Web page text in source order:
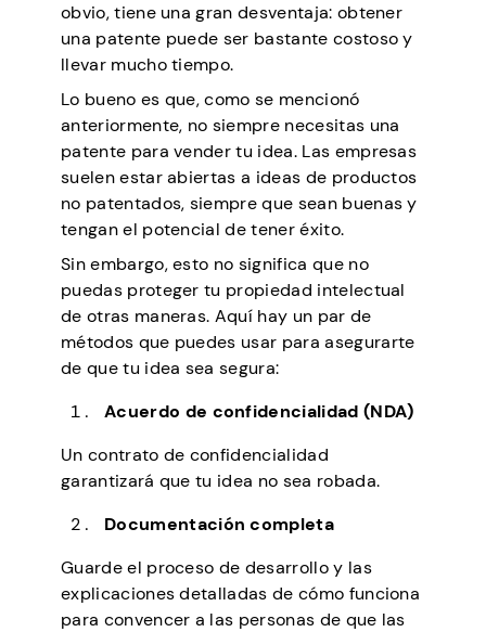
obvio, tiene una gran desventaja: obtener
una patente puede ser bastante costoso y
llevar mucho tiempo.
Lo bueno es que, como se mencionó
anteriormente, no siempre necesitas una
patente para vender tu idea. Las empresas
suelen estar abiertas a ideas de productos
no patentados, siempre que sean buenas y
tengan el potencial de tener éxito.
Sin embargo, esto no significa que no
puedas proteger tu propiedad intelectual
de otras maneras. Aquí hay un par de
métodos que puedes usar para asegurarte
de que tu idea sea segura:
Acuerdo de confidencialidad (NDA)
Un contrato de confidencialidad
garantizará que tu idea no sea robada.
Documentación completa
Guarde el proceso de desarrollo y las
explicaciones detalladas de cómo funciona
para convencer a las personas de que las